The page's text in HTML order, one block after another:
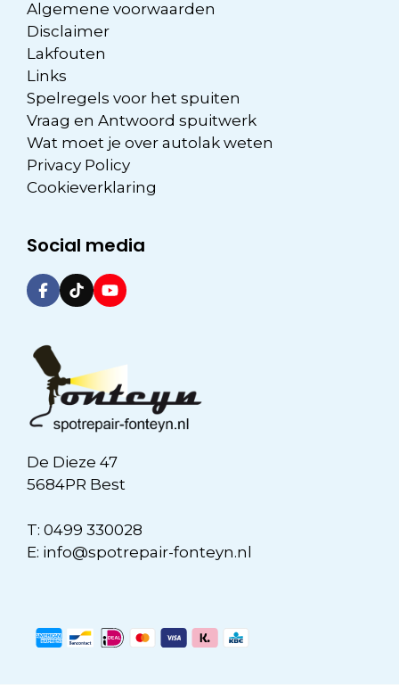
Algemene voorwaarden
Disclaimer
Lakfouten
Links
Spelregels voor het spuiten
Vraag en Antwoord spuitwerk
Wat moet je over autolak weten
Privacy Policy
Cookieverklaring
Social media
De Dieze 47
5684PR Best
T: 0499 330028
E: info@spotrepair-fonteyn.nl